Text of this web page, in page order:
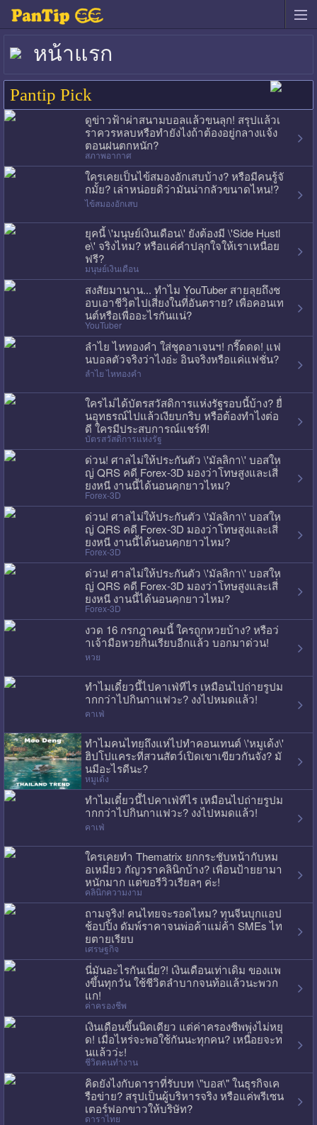
หน้าแรก
Pantip Pick
ดูข่าวฟ้าผ่าสนามบอลแล้วขนลุก! สรุปแล้วเ
ราควรหลบหรือทำยังไงถ้าต้องอยู่กลางแจ้ง
ตอนฝนตกหนัก?
สภาพอากาศ
ใครเคยเป็นไข้สมองอักเสบบ้าง? หรือมีคนรู้จั
กมั้ย? เล่าหน่อยดิว่ามันน่ากลัวขนาดไหน!?
ไข้สมองอักเสบ
ยุคนี้ \'มนุษย์เงินเดือน\' ยังต้องมี \'Side Hustl
e\' จริงไหม? หรือแค่คำปลุกใจให้เราเหนื่อย
ฟรี?
มนุษย์เงินเดือน
สงสัยมานาน... ทำไม YouTuber สายลุยถึงช
อบเอาชีวิตไปเสี่ยงในที่อันตราย? เพื่อคอนเท
นต์หรือเพื่ออะไรกันแน่?
YouTuber
ลำไย ไหทองคำ ใส่ชุดอาเจนฯ! กรี๊ดดด! แฟ
นบอลตัวจริงว่าไงอ่ะ อินจริงหรือแค่แฟชั่น?
ลำไย ไหทองคำ
ใครไม่ได้บัตรสวัสดิการแห่งรัฐรอบนี้บ้าง? ยื่
นอุทธรณ์ไปแล้วเงียบกริบ หรือต้องทำไงต่อ
ดี ใครมีประสบการณ์แชร์ที!
บัตรสวัสดิการแห่งรัฐ
ด่วน! ศาลไม่ให้ประกันตัว \'มัลลิกา\' บอสให
ญ่ QRS คดี Forex-3D มองว่าโทษสูงและเสี่
ยงหนี งานนี้ได้นอนคุกยาวไหม?
Forex-3D
ด่วน! ศาลไม่ให้ประกันตัว \'มัลลิกา\' บอสให
ญ่ QRS คดี Forex-3D มองว่าโทษสูงและเสี่
ยงหนี งานนี้ได้นอนคุกยาวไหม?
Forex-3D
ด่วน! ศาลไม่ให้ประกันตัว \'มัลลิกา\' บอสให
ญ่ QRS คดี Forex-3D มองว่าโทษสูงและเสี่
ยงหนี งานนี้ได้นอนคุกยาวไหม?
Forex-3D
งวด 16 กรกฎาคมนี้ ใครถูกหวยบ้าง? หรือว่
าเจ้ามือหวยกินเรียบอีกแล้ว บอกมาด่วน!
หวย
ทำไมเดี๋ยวนี้ไปคาเฟ่ทีไร เหมือนไปถ่ายรูปม
ากกว่าไปกินกาแฟวะ? งงไปหมดแล้ว!
คาเฟ่
ทำไมคนไทยถึงแห่ไปทำคอนเทนต์ \'หมูเด้ง\'
ฮิปโปแคระที่สวนสัตว์เปิดเขาเขียวกันจัง? มั
นมีอะไรดีนะ?
หมูเด้ง
ทำไมเดี๋ยวนี้ไปคาเฟ่ทีไร เหมือนไปถ่ายรูปม
ากกว่าไปกินกาแฟวะ? งงไปหมดแล้ว!
คาเฟ่
ใครเคยทำ Thematrix ยกกระชับหน้ากับหม
อเหมี่ยว กัญวราคลินิกบ้าง? เพื่อนป้ายยามา
หนักมาก แต่ขอรีวิวเรียลๆ ค่ะ!
คลินิกความงาม
ถามจริง! คนไทยจะรอดไหม? ทุนจีนบุกแอป
ช้อปปิ้ง ดัมพ์ราคาจนพ่อค้าแม่ค้า SMEs ไท
ยตายเรียบ
เศรษฐกิจ
นี่มันอะไรกันเนี่ย?! เงินเดือนเท่าเดิม ของแพ
งขึ้นทุกวัน ใช้ชีวิตลำบากจนท้อแล้วนะพวก
แก!
ค่าครองชีพ
เงินเดือนขึ้นนิดเดียว แต่ค่าครองชีพพุ่งไม่หยุ
ด! เมื่อไหร่จะพอใช้กันนะทุกคน? เหนื่อยจะท
นแล้วว่ะ!
ชีวิตคนทำงาน
คิดยังไงกับดาราที่รับบท \"บอส\" ในธุรกิจเค
รือข่าย? สรุปเป็นผู้บริหารจริง หรือแค่พรีเซน
เตอร์ฟอกขาวให้บริษัท?
ดาราไทย